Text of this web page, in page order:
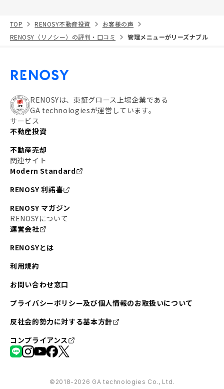
TOP RENOSY不動産投資
お客様の声
RENOSY（リノシー）の評判・口コミ
管理メニューがリーズナブル
RENOSYは、東証グロース上場企業である
GA technologiesが運営しています。
サービス
不動産投資
不動産売却
関連サイト
Modern Standard
RENOSY 利諾喜
RENOSY マガジン
RENOSYについて
運営会社
RENOSYとは
利用規約
お問い合わせ窓口
プライバシーポリシー及び個人情報のお取扱いについて
反社会的勢力に対する基本方針
コンプライアンス
©︎2018-2026 GA technologies Co., Ltd.